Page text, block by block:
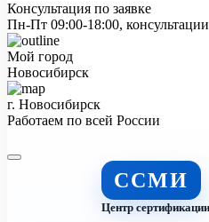
Консультация по заявке
Пн-Пт 09:00-18:00,
Мой город
Новосибирск
г. Новосибирск
Работаем по всей России
ССМИ
Центр